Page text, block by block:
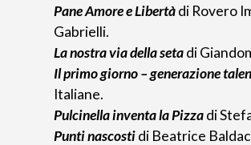
Pane Amore e Libertàdi Rovero
Gabrielli.
La nostra via della setadi
Il primo giorno – generazione
Italiane.
Pulcinella inventa la Pizzadi
Punti nascostidi Beatrice